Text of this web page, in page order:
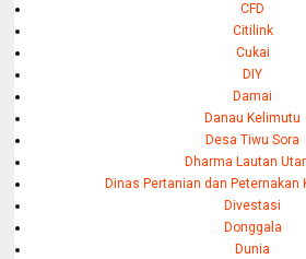
CFD
Citilink
Cukai
DIY
Damai
Danau Kelimutu
Desa Tiwu Sora
Dharma Lautan
Dinas Pertanian dan Peternakan
Divestasi
Donggala
Dunia